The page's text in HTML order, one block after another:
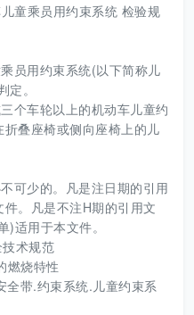
童乘员用约束系统 检验规
员用约束系统(以下简称儿
。
个车轮以上的机动车儿童约
叠座椅或侧向座椅上的儿
可少的。凡是注日期的引用
。凡是不注H期的引用文
适用于本文件。
术规范
燃烧特性
带.约束系统.儿童约束系